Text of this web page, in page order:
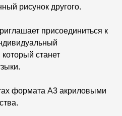
рисунок другого.
присоединиться к
станет
формата А3 акриловыми